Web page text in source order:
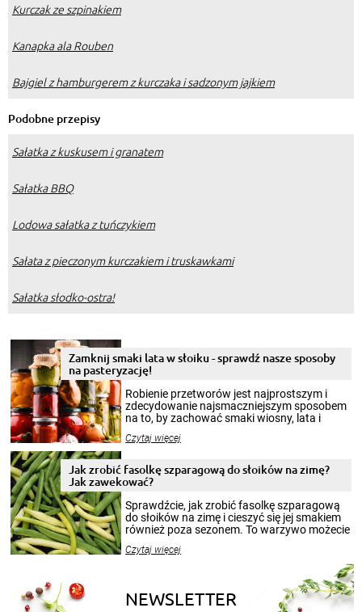
Kurczak ze szpinakiem
Kanapka ala Rouben
Bajgiel z hamburgerem z kurczaka i sadzonym jajkiem
Podobne przepisy
Sałatka z kuskusem i granatem
Sałatka BBQ
Lodowa sałatka z tuńczykiem
Sałata z pieczonym kurczakiem i truskawkami
Sałatka słodko-ostra!
Zamknij smaki lata w słoiku - sprawdź nasze sposoby
na pasteryzację!
Robienie przetworów jest najprostszym i
zdecydowanie najsmaczniejszym sposobem
na to, by zachować smaki wiosny, lata i
krajobrazów, by cieszyć nimi oko w sezonie
pełni poczuć atmosferę cieplejszych
miesięcy. Przygotowanie słoików ze
patenty, które pozwolą zachować świeżość
przetworów.
Czytaj więcej
Jak zrobić fasolkę szparagową do słoików na zimę?
Jak zawekować?
Sprawdźcie, jak zrobić fasolkę szparagową
do słoików na zimę i cieszyć się jej smakiem
również poza sezonem. To warzywo możecie
nasze propozycje!
Czytaj więcej
NEWSLETTER